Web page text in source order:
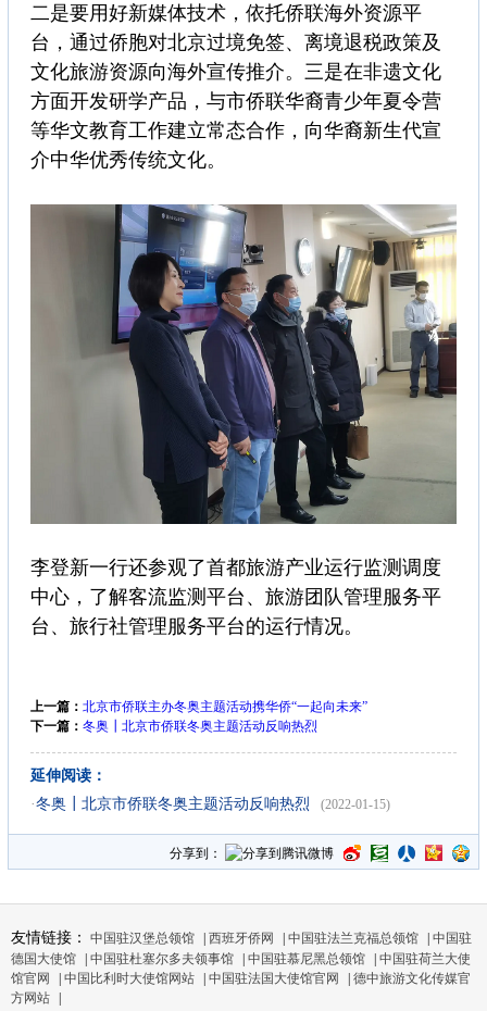
二是要用好新媒体技术，依托侨联海外资源平
台，通过侨胞对北京过境免签、离境退税政策及
文化旅游资源向海外宣传推介。三是在非遗文化
方面开发研学产品，与市侨联华裔青少年夏令营
等华文教育工作建立常态合作，向华裔新生代宣
介中华优秀传统文化。
李登新一行还参观了首都旅游产业运行监测调度
中心，了解客流监测平台、旅游团队管理服务平
台、旅行社管理服务平台的运行情况。
上一篇： 北京市侨联主办冬奥主题活动携华侨“一起向未来”
下一篇： 冬奥┃北京市侨联冬奥主题活动反响热烈
延伸阅读：
·冬奥┃北京市侨联冬奥主题活动反响热烈 (2022-01-15)
分享到：
友情链接： 中国驻汉堡总领馆 | 西班牙侨网 | 中国驻法兰克福总领馆 | 中国驻
德国大使馆 | 中国驻杜塞尔多夫领事馆 | 中国驻慕尼黑总领馆 | 中国驻荷兰大使
馆官网
| 中国比利时大使馆网站 | 中国驻法国大使馆官网 | 德中旅游文化传媒官
方网站 |